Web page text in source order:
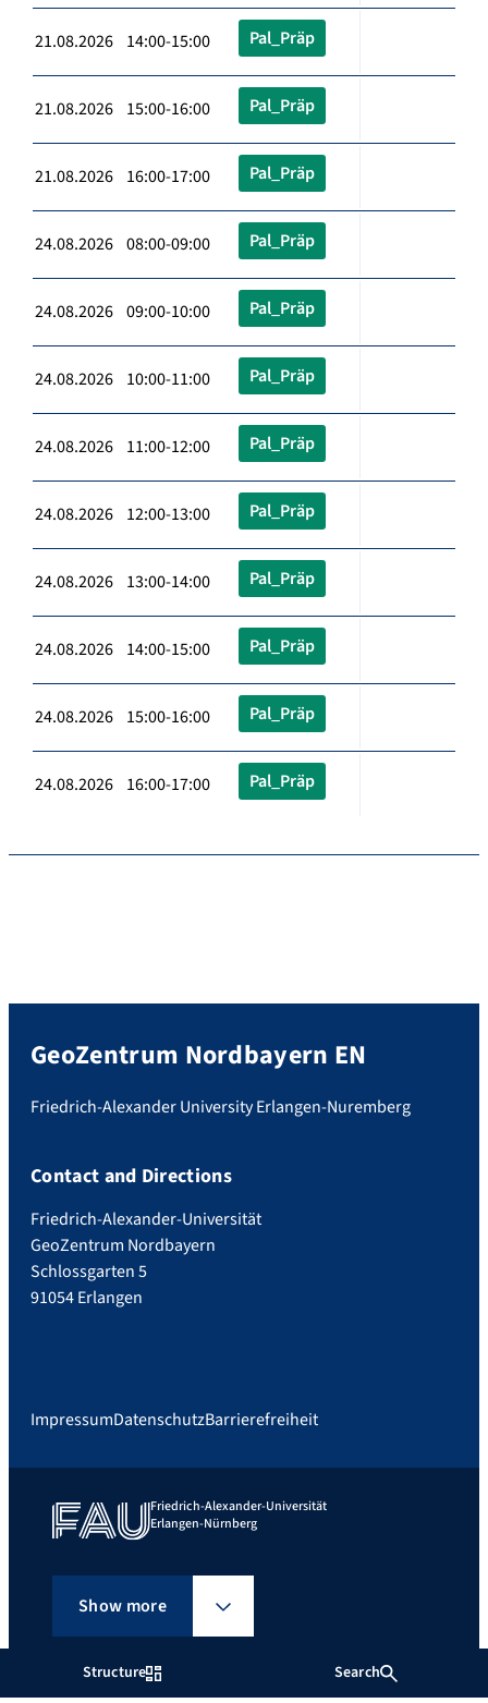
Structure Search
21.08.2026 14:00-15:00 Pal_Präp
21.08.2026 15:00-16:00 Pal_Präp
21.08.2026 16:00-17:00 Pal_Präp
24.08.2026 08:00-09:00 Pal_Präp
24.08.2026 09:00-10:00 Pal_Präp
24.08.2026 10:00-11:00 Pal_Präp
24.08.2026 11:00-12:00 Pal_Präp
24.08.2026 12:00-13:00 Pal_Präp
24.08.2026 13:00-14:00 Pal_Präp
24.08.2026 14:00-15:00 Pal_Präp
24.08.2026 15:00-16:00 Pal_Präp
24.08.2026 16:00-17:00 Pal_Präp
GeoZentrum Nordbayern EN
Friedrich-Alexander University Erlangen-Nuremberg
Contact and Directions
Friedrich-Alexander-Universität
GeoZentrum Nordbayern
Schlossgarten 5
91054 Erlangen
ImpressumDatenschutzBarrierefreiheit
Friedrich-Alexander-Universität
Erlangen-Nürnberg
Show more